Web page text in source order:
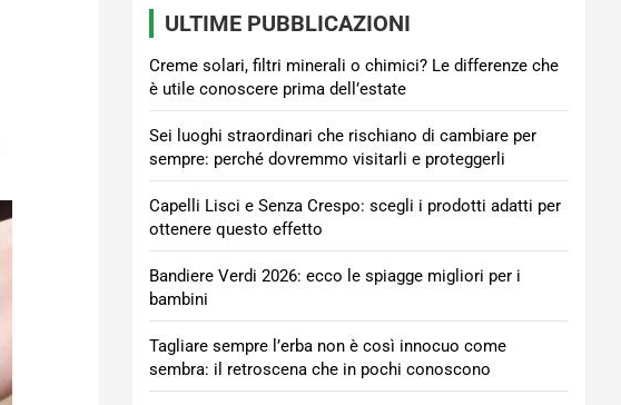
ULTIME PUBBLICAZIONI
Creme solari, filtri minerali o chimici? Le differenze che
è utile conoscere prima dell’estate
Sei luoghi straordinari che rischiano di cambiare per
sempre: perché dovremmo visitarli e proteggerli
Capelli Lisci e Senza Crespo: scegli i prodotti adatti per
ottenere questo effetto
Bandiere Verdi 2026: ecco le spiagge migliori per i
bambini
Tagliare sempre l’erba non è così innocuo come
sembra: il retroscena che in pochi conoscono